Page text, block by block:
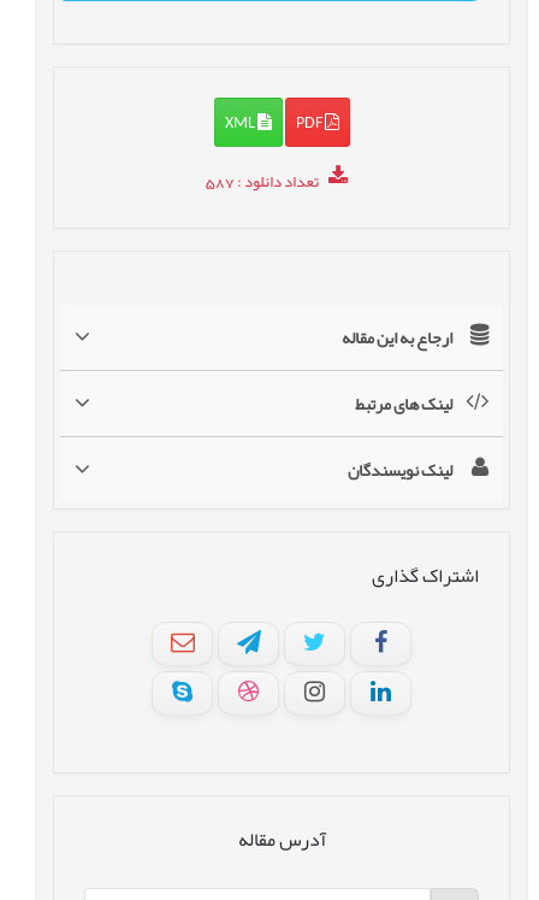
PDF
XML
تعداد دانلود: 587
ارجاع به این مقاله
لینک های مرتبط
لینک نویسندگان
اشتراک گذاری
آدرس مقاله